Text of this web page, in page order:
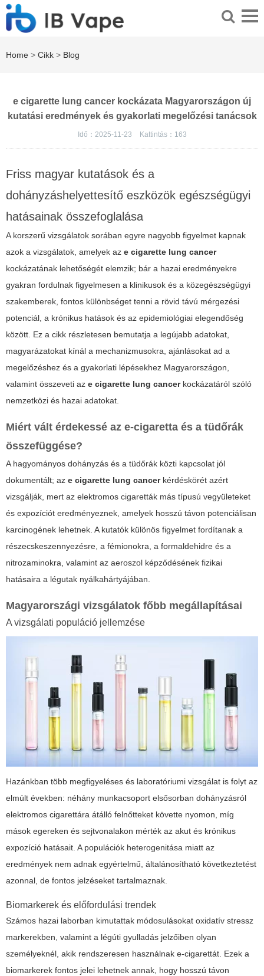
Home > Cikk > Blog
e cigarette lung cancer kockázata Magyarországon új
kutatási eredmények és gyakorlati megelőzési tanácsok
Idő：2025-11-23 Kattintás： 163
Friss magyar kutatások és a
dohányzáshelyettesítő eszközök egészségügyi
hatásainak összefoglalása
A korszerű vizsgálatok sorában egyre nagyobb figyelmet kapnak
azok a vizsgálatok, amelyek az e cigarette lung cancer
kockázatának lehetőségét elemzik; bár a hazai eredményekre
gyakran fordulnak figyelmesen a klinikusok és a közegészségügyi
szakemberek, fontos különbséget tenni a rövid távú mérgezési
potenciál, a krónikus hatások és az epidemiológiai elegendőség
között. Ez a cikk részletesen bemutatja a legújabb adatokat,
magyarázatokat kínál a mechanizmusokra, ajánlásokat ad a
megelőzéshez és a gyakorlati lépésekhez Magyarországon,
valamint összeveti az e cigarette lung cancerkockázatáról szóló
nemzetközi és hazai adatokat.
Miért vált érdekessé az e-cigaretta és a tüdőrák
összefüggése?
A hagyományos dohányzás és a tüdőrák közti kapcsolat jól
dokumentált; az e cigarette lung cancerkérdéskörét azért
vizsgálják, mert az elektromos cigaretták más típusú vegyületeket
és expozíciót eredményeznek, amelyek hosszú távon potenciálisan
karcinogének lehetnek. A kutatók különös figyelmet fordítanak a
részecskeszennyezésre, a fémionokra, a formaldehidre és a
nitrozaminokra, valamint az aeroszol képződésének fizikai
hatásaira a légutak nyálkahártyájában.
Magyarországi vizsgálatok főbb megállapításai
A vizsgálati populáció jellemzése
Hazánkban több megfigyeléses és laboratóriumi vizsgálat is folyt az
elmúlt években: néhány munkacsoport elsősorban dohányzásról
elektromos cigarettára átálló felnőtteket követte nyomon, míg
mások egereken és sejtvonalakon mérték az akut és krónikus
expozíció hatásait. A populációk heterogenitása miatt az
eredmények nem adnak egyértelmű, általánosítható következtetést
azonnal, de fontos jelzéseket tartalmaznak.
Biomarkerek és előfordulási trendek
Számos hazai laborban kimutattak módosulásokat oxidatív stressz
markerekben, valamint a légúti gyulladás jelzőiben olyan
személyeknél, akik rendszeresen használnak e-cigarettát. Ezek a
biomarkerek fontos jelei lehetnek annak, hogy hosszú távon